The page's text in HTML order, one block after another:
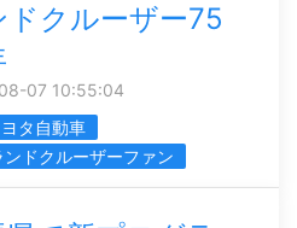
ドクルーザー75
07 10:55:04
ヨタ自動車
ンドクルーザーファン